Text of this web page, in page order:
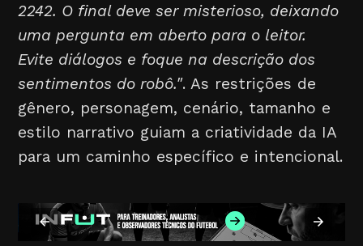
2242. O final deve ser misterioso, deixando
uma pergunta em aberto para o leitor.
Evite diálogos e foque na descrição dos
sentimentos do robô.". As restrições de
gênero, personagem, cenário, tamanho e
estilo narrativo guiam a criatividade da IA
para um caminho específico e intencional.